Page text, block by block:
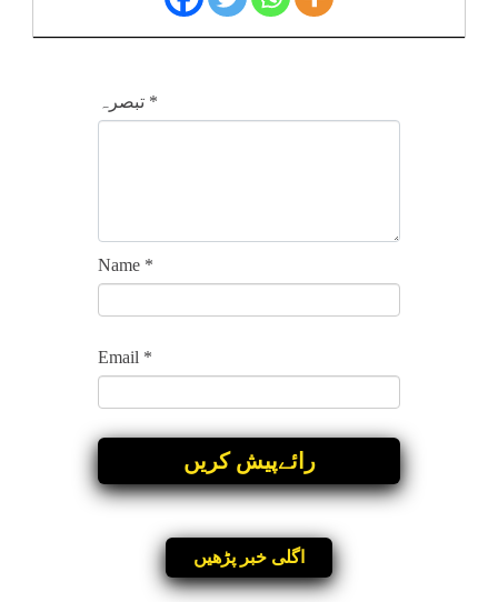
تبصرہ *
Name *
Email *
اگلی خبر پڑھیں